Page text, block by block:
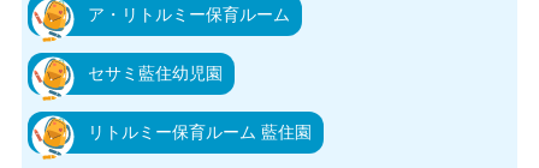
ア・リトルミー保育ルーム
セサミ藍住幼児園
リトルミー保育ルーム 藍住園